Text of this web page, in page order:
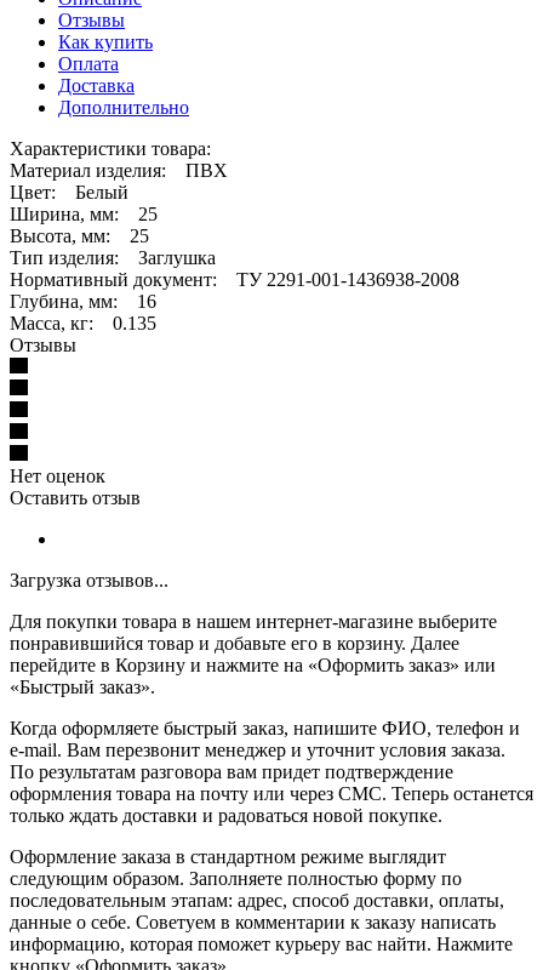
Отзывы
Как купить
Оплата
Доставка
Дополнительно
Характеристики товара:
Материал изделия: ПВХ
Цвет: Белый
Ширина, мм: 25
Высота, мм: 25
Тип изделия: Заглушка
Нормативный документ: ТУ 2291-001-1436938-2008
Глубина, мм: 16
Масса, кг: 0.135
Отзывы
Нет оценок
Оставить отзыв
Загрузка отзывов...
Для покупки товара в нашем интернет-магазине выберите
понравившийся товар и добавьте его в корзину. Далее
перейдите в Корзину и нажмите на «Оформить заказ» или
«Быстрый заказ».
Когда оформляете быстрый заказ, напишите ФИО, телефон и
e-mail. Вам перезвонит менеджер и уточнит условия заказа.
По результатам разговора вам придет подтверждение
оформления товара на почту или через СМС. Теперь останется
только ждать доставки и радоваться новой покупке.
Оформление заказа в стандартном режиме выглядит
следующим образом. Заполняете полностью форму по
последовательным этапам: адрес, способ доставки, оплаты,
данные о себе. Советуем в комментарии к заказу написать
информацию, которая поможет курьеру вас найти. Нажмите
кнопку «Оформить заказ».